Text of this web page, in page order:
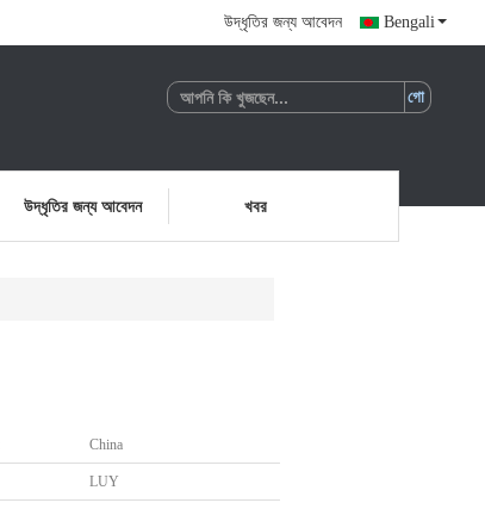
উদ্ধৃতির জন্য আবেদন Bengali
উদ্ধৃতির জন্য আবেদন খবর
China
LUY